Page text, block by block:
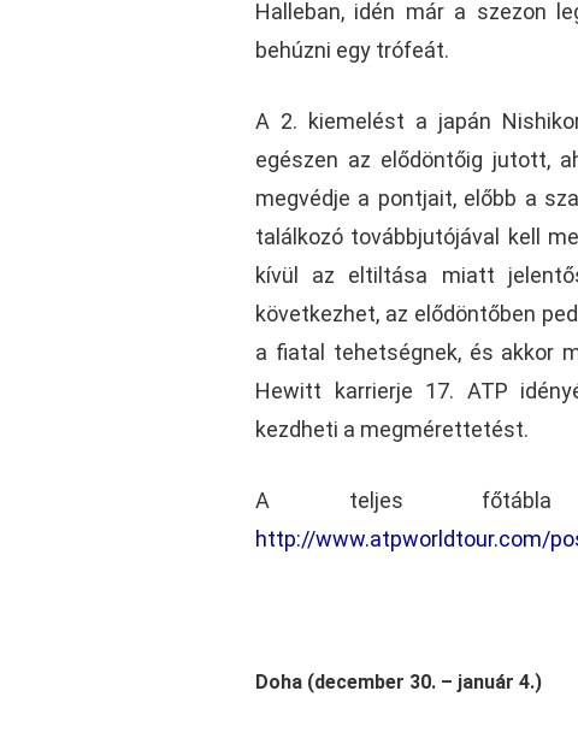
Halleban, idén már a szezon
behúzni egy trófeát.
A 2. kiemelést a japán
egészen az elődöntőig jutott,
megvédje a pontjait, előbb a
találkozó továbbjutójával kell
kívül az eltiltása miatt
következhet, az elődöntőben
a fiatal tehetségnek, és akkor
Hewitt karrierje 17. ATP
kezdheti a megmérettetést.
A teljes főtábla
http://www.atpworldtour.com/
Doha (december 30. – január 4.)